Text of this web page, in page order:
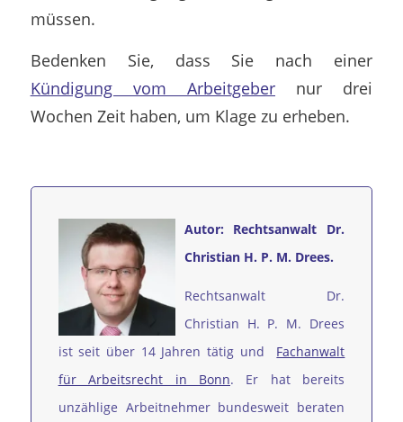
müssen.
Bedenken Sie, dass Sie nach einer
Kündigung vom Arbeitgeber nur drei
Wochen Zeit haben, um Klage zu erheben.
Autor: Rechtsanwalt Dr.
Christian H. P. M. Drees.
Rechtsanwalt Dr.
Christian H. P. M. Drees
ist seit über 14 Jahren tätig und Fachanwalt
für Arbeitsrecht in Bonn. Er hat bereits
unzählige Arbeitnehmer bundesweit beraten